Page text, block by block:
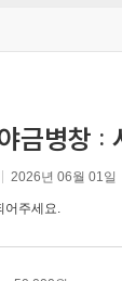
금병창 :
2026년 06월 01일
어주세요.